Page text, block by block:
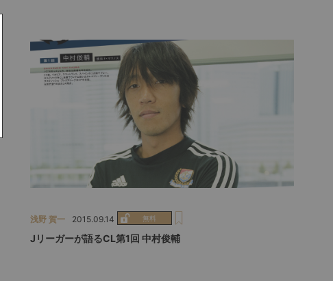
浅野 賀一 2015.09.14
Jリーガーが語るCL第1回 中村俊輔